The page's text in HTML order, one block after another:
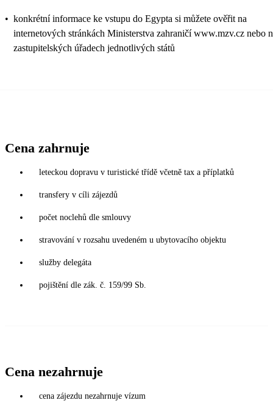
• konkrétní informace ke vstupu do Egypta si můžete ověřit na
internetových stránkách Ministerstva zahraničí www.mzv.cz nebo
zastupitelských úřadech jednotlivých států
Cena zahrnuje
leteckou dopravu v turistické třídě včetně tax a příplatků
transfery v cíli zájezdů
počet noclehů dle smlouvy
stravování v rozsahu uvedeném u ubytovacího objektu
služby delegáta
pojištění dle zák. č. 159/99 Sb.
Cena nezahrnuje
cena zájezdu nezahrnuje vízum